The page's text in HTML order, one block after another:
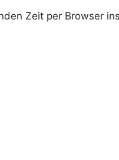
Zeit per Browser